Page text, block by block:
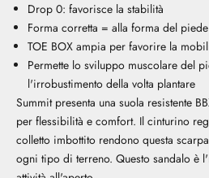
Drop 0: favorisce la stabilità
Forma corretta = alla forma del piede
TOE BOX ampia per favorire la
Permette lo sviluppo muscolare del
l'irrobustimento della volta plantare
Summit presenta una suola resistente
per flessibilità e comfort. Il cinturino
colletto imbottito rendono questa
ogni tipo di terreno. Questo sandalo è